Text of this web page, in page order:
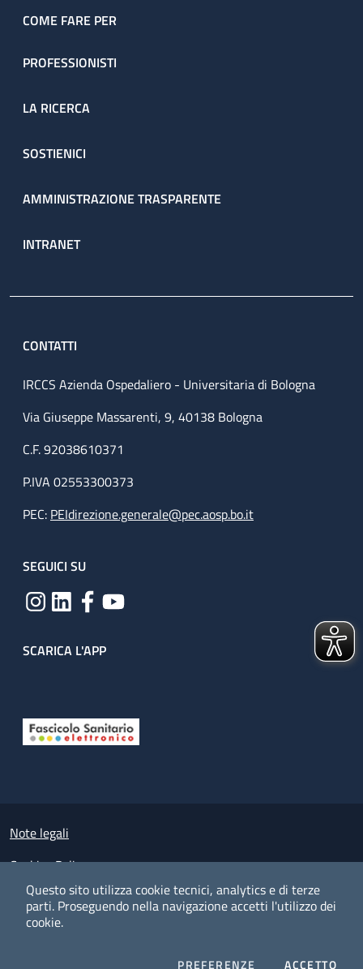
Questo sito utilizza cookie tecnici, analytics e di terze
parti. Proseguendo nella navigazione accetti l'utilizzo dei
cookie.
PREFERENZE COOKIESACCETTOI
COME FARE PER
PROFESSIONISTI
LA RICERCA
SOSTIENICI
AMMINISTRAZIONE TRASPARENTE
INTRANET
CONTATTI
IRCCS Azienda Ospedaliero - Universitaria di Bologna
Via Giuseppe Massarenti, 9, 40138 Bologna
C.F. 92038610371
P.IVA 02553300373
PEC: PEIdirezione.generale@pec.aosp.bo.it
SEGUICI SU
SCARICA L'APP
Small prints
Note legali
Cookies Policy
Policy privacy e protezione del dato personale
Albo pretorio on-line